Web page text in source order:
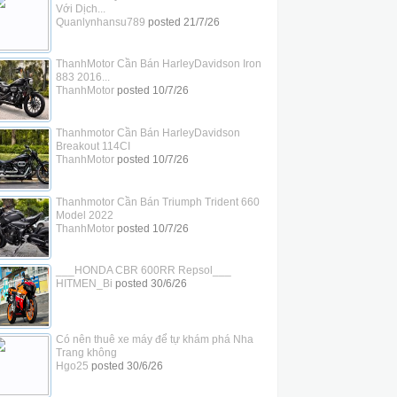
Với Dịch...
Quanlynhansu789 posted 21/7/26
ThanhMotor Cần Bán HarleyDavidson Iron
883 2016...
ThanhMotorposted 10/7/26
Thanhmotor Cần Bán HarleyDavidson
Breakout 114CI
ThanhMotorposted 10/7/26
Thanhmotor Cần Bán Triumph Trident 660
Model 2022
ThanhMotorposted 10/7/26
___HONDA CBR 600RR Repsol___
HITMEN_Bi posted 30/6/26
Có nên thuê xe máy để tự khám phá Nha
Trang không
Hgo25 posted 30/6/26